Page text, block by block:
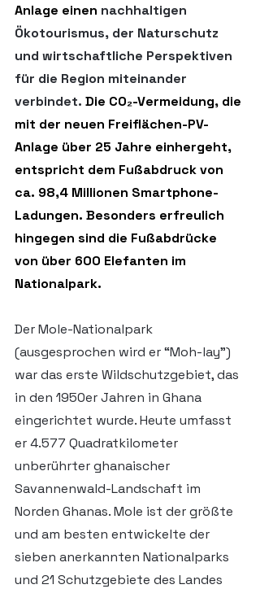
Anlage einen nachhaltigen
Ökotourismus, der Naturschutz
und wirtschaftliche Perspektiven
für die Region miteinander
verbindet. Die CO₂-Vermeidung, die
mit der neuen Freiflächen-PV-
Anlage über 25 Jahre einhergeht,
entspricht dem Fußabdruck von
ca. 98,4 Millionen Smartphone-
Ladungen. Besonders erfreulich
hingegen sind die Fußabdrücke
von über 600 Elefanten im
Nationalpark.
Der Mole-Nationalpark
(ausgesprochen wird er “Moh-lay”)
war das erste Wildschutzgebiet, das
in den 1950er Jahren in Ghana
eingerichtet wurde. Heute umfasst
er 4.577 Quadratkilometer
unberührter ghanaischer
Savannenwald-Landschaft im
Norden Ghanas. Mole ist der größte
und am besten entwickelte der
sieben anerkannten Nationalparks
und 21 Schutzgebiete des Landes